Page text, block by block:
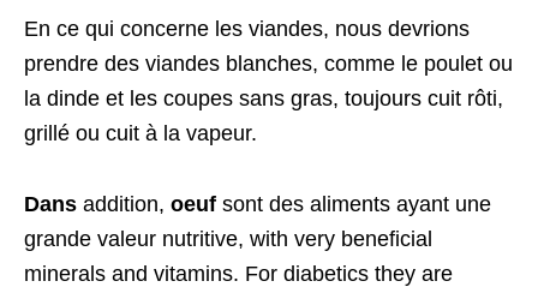
En ce qui concerne les viandes, nous devrions
prendre des viandes blanches, comme le poulet ou
la dinde et les coupes sans gras, toujours cuit rôti,
grillé ou cuit à la vapeur.
Dans addition, oeuf sont des aliments ayant une
grande valeur nutritive, with very beneficial
minerals and vitamins. For diabetics they are